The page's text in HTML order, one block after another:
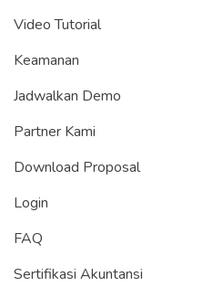
Video Tutorial
Keamanan
Jadwalkan Demo
Partner Kami
Download Proposal
Login
FAQ
Sertifikasi Akuntansi